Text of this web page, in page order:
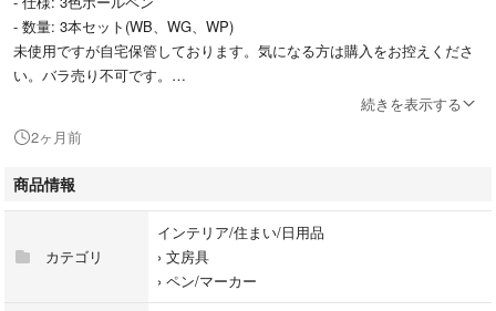
- 数量: 3本セット(WB、WG、WP)
未使用ですが自宅保管しております。気になる方は購入をお控えくださ
い。バラ売り不可です。
続きを表示する
2ヶ月前
商品情報
カテゴリ
インテリア/住まい/日用品
› 文房具
› ペン/マーカー